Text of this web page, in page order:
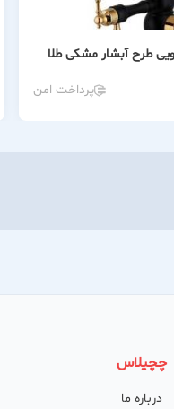
طرح آبشار مشکی طلا
پرداخت امن
چچیلاس
درباره ما